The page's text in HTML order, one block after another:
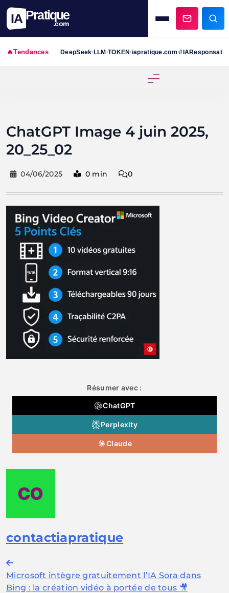
IA Pratique
.com
🔥Tendances DeepSeek•LLM•TOKEN•iapratique.com•#IAResponsable
ChatGPT Image 4 juin 2025,
20_25_02
04/06/2025 0 min 0
Résumer avec :
ChatGPT
Perplexity
Claude
contactiapratique
Navigation
de
Microsoft intègre gratuitement l’IA Sora dans
Bing : la création vidéo à portée de tous 🎥